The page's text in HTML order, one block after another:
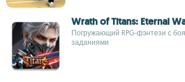
Wrath of Titans: Eternal
Погружающий RPG-фэнтези с
заданиями